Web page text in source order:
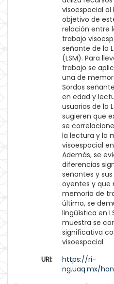
visoespacial al
objetivo de
relación entre
trabajo
señante de la
(LSM). Para
trabajo se
una de
Sordos
en edad y
usuarios de la
sugieren que
se
la lectura y la
visoespacial
Además, se
diferencias
señantes y
oyentes y que
memoria de
último, se
lingüística en
muestra se
significativa
visoespacial.
URI:
https://ri-
ng.uaq.mx/